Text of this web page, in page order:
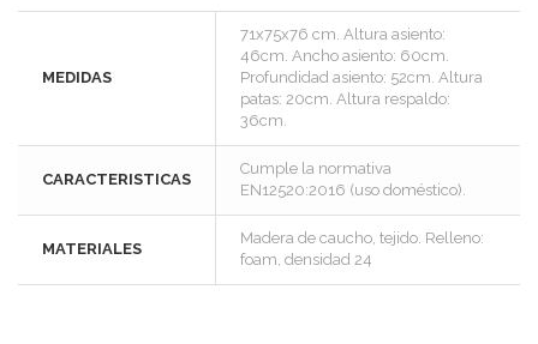
MEDIDAS
71x75x76 cm. Altura asiento:
46cm. Ancho asiento: 60cm.
Profundidad asiento: 52cm. Altura
patas: 20cm. Altura respaldo:
36cm.
CARACTERISTICAS
Cumple la normativa
EN12520:2016 (uso doméstico).
MATERIALES
Madera de caucho, tejido. Relleno:
foam, densidad 24